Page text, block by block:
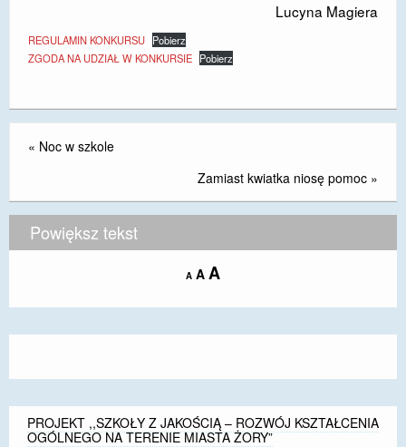
EGZAMIN ÓSMOKLASISTY
PROJEKT ,,SZKOŁY Z JAKOŚCIĄ – ROZWÓJ
ŻORY”
mLegitymacja
Lucyna Magiera
REGULAMIN KONKURSU Pobierz
ZGODA NA UDZIAŁ W KONKURSIE Pobierz
« Noc w szkole
Zamiast kwiatka niosę pomoc »
Powiększ tekst
A Decrease
size.
A Reset
size.
AIncrease
size.
PROJEKT ,,SZKOŁY Z JAKOŚCIĄ – ROZWÓJ KSZTAŁCENIA
OGÓLNEGO NA TERENIE MIASTA ŻORY”